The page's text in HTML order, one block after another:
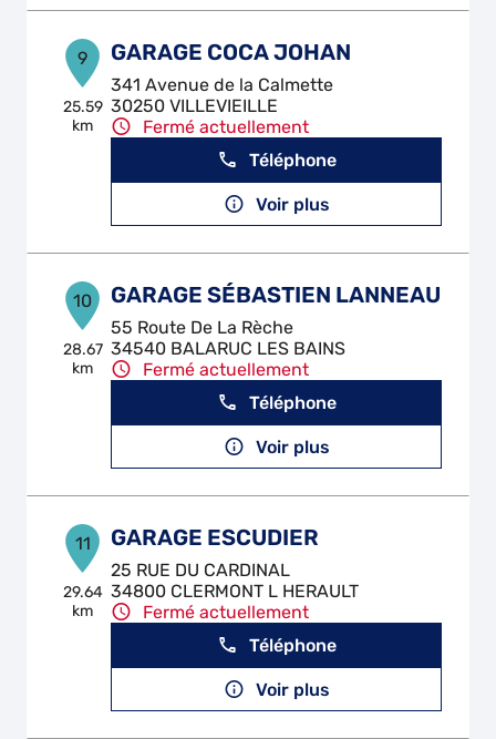
9
25.59
km
GARAGE COCA JOHAN
341 Avenue de la Calmette
30250 VILLEVIEILLE
Fermé actuellement
Téléphone
Voir plus
10
28.67
km
GARAGE SÉBASTIEN LANNEAU
55 Route De La Rèche
34540 BALARUC LES BAINS
Fermé actuellement
Téléphone
Voir plus
11
29.64
km
GARAGE ESCUDIER
25 RUE DU CARDINAL
34800 CLERMONT L HERAULT
Fermé actuellement
Téléphone
Voir plus